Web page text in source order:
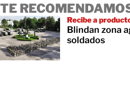
TE
Recibe a
Blindan zona
soldados